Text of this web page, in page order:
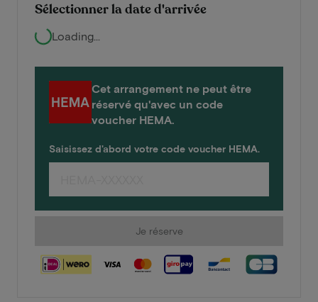
Sélectionner la date d'arrivée
Loading...
Cet arrangement ne peut être
réservé qu'avec un code
voucher HEMA.
Saisissez d'abord votre code voucher HEMA.
Je réserve